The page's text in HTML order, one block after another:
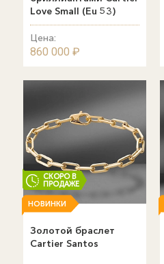
Love Small (Eu 53)
Цена:
860 000 ₽
СКОРО В
ПРОДАЖЕ
НОВИНКИ
Золотой браслет
Cartier Santos